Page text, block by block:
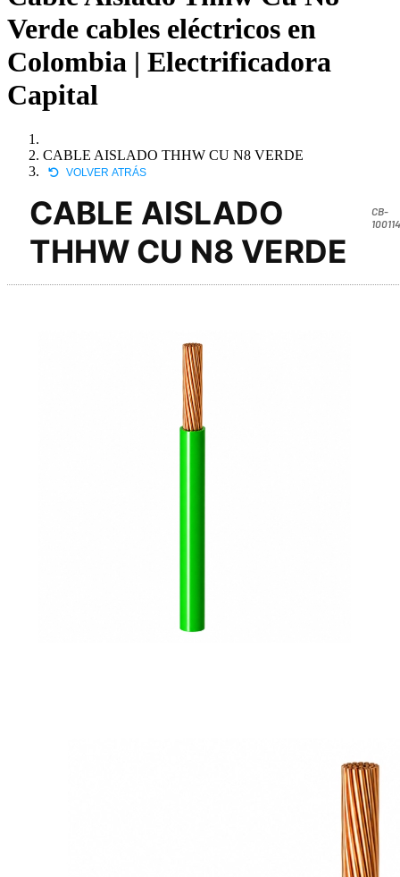
Verde cables eléctricos en
Colombia | Electrificadora
Capital
CABLE AISLADO THHW CU N8 VERDE
VOLVER ATRÁS
CABLE AISLADO
THHW CU N8 VERDE
CB-